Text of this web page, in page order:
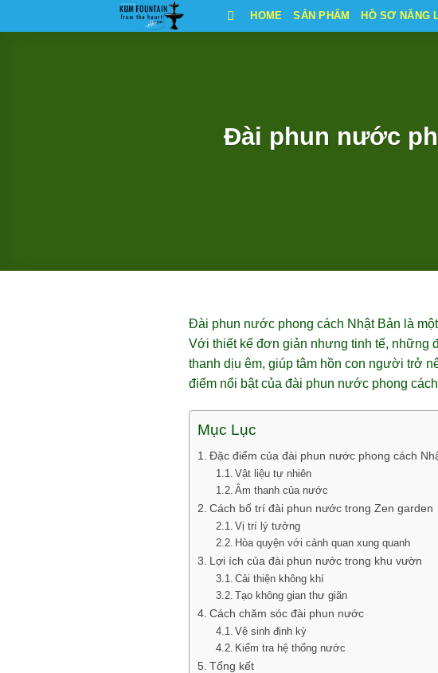
qua
HOME SẢN PHẨM HỒ SƠ NĂNG
Đài phun nước
Đài phun nước phong cách Nhật Bản là
Với thiết kế đơn giản nhưng tinh tế, những
thanh dịu êm, giúp tâm hồn con người trở
điểm nổi bật của đài phun nước phong
Mục Lục
Đặc điểm của đài phun nước phong cách
Vật liệu tự nhiên
Âm thanh của nước
Cách bố trí đài phun nước trong Zen garden
Vị trí lý tưởng
Hòa quyện với cảnh quan xung quanh
Lợi ích của đài phun nước trong khu vườn
Cải thiện không khí
Tạo không gian thư giãn
Cách chăm sóc đài phun nước
Vệ sinh định kỳ
Kiểm tra hệ thống nước
Tổng kết